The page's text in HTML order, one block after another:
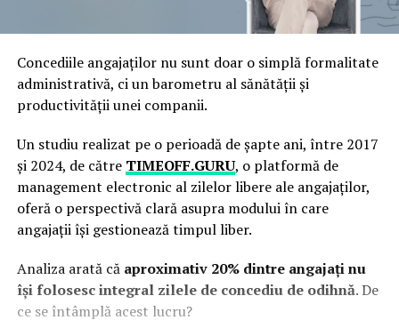
Concediile angajaților nu sunt doar o simplă formalitate
administrativă, ci un barometru al sănătății și
productivității unei companii.
Un studiu realizat pe o perioadă de șapte ani, între 2017
și 2024, de către TIMEOFF.GURU, o platformă de
management electronic al zilelor libere ale angajaților,
oferă o perspectivă clară asupra modului în care
angajații își gestionează timpul liber.
Analiza arată că aproximativ 20% dintre angajați nu
își folosesc integral zilele de concediu de odihnă. De
ce se întâmplă acest lucru?